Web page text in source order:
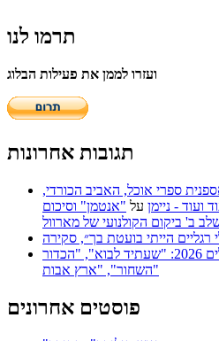
תרמו לנו
ועזרו לממן את פעילות הבלוג
תגובות אחרונות
פלוטו, אספנית ספרי אוכל, האביב הכורדי,
ועוד - ניימן על "אנטמן" וסיכום
ב' ביקום הקולנועי של מארוול
רגליים הייתי בועטת בך״, סקירה
פסטיבל ירושלים 2026: "שעתיד לבוא", "הכדור
השחור", "ארץ אבות"
פוסטים אחרונים